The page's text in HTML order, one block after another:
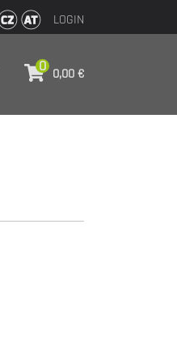
LOGIN
0 0,00€